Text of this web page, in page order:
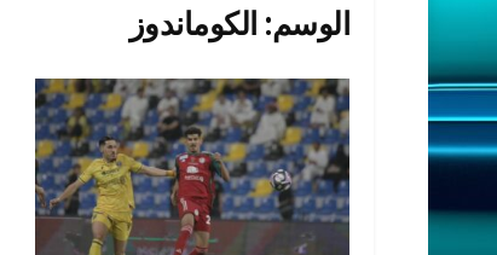
الوسم: الكوماندوز